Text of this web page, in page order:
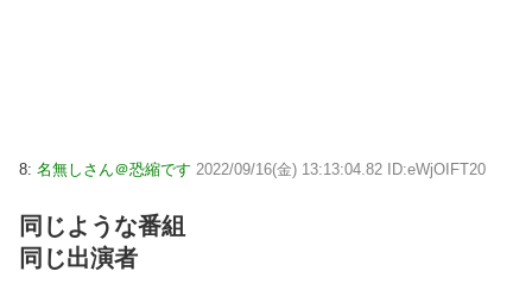
8: 名無しさん＠恐縮です 2022/09/16(金) 13:13:04.82 ID:eWjOIFT20
同じような番組
同じ出演者